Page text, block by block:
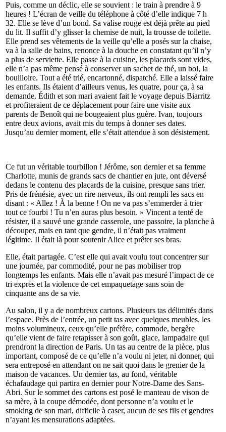
Puis, comme un déclic, elle se souvient : le train à prendre à 9
heures ! L’écran de veille du téléphone à côté d’elle indique 7 h
32. Elle se lève d’un bond. Sa valise rouge est déjà prête au pied
du lit. Il suffit d’y glisser la chemise de nuit, la trousse de toilette.
Elle prend ses vêtements de la veille qu’elle a posés sur la chaise,
va à la salle de bains, renonce à la douche en constatant qu’il n’y
a plus de serviette. Elle passe à la cuisine, les placards sont vides,
elle n’a pas même pensé à conserver un sachet de thé, un bol, la
bouilloire. Tout a été trié, encartonné, dispatché. Elle a laissé faire
les enfants. Ils étaient d’ailleurs venus, les quatre, pour ça, à sa
demande. Édith et son mari avaient fait le voyage depuis Biarritz
et profiteraient de ce déplacement pour faire une visite aux
parents de Benoît qui ne bougeaient plus guère. Ivan, toujours
entre deux avions, avait mis du temps à donner ses dates.
Jusqu’au dernier moment, elle s’était attendue à son désistement.
Ce fut un véritable tourbillon ! Jérôme, son dernier et sa femme
Charlotte, munis de grands sacs de chantier en jute, ont déversé
dedans le contenu des placards de la cuisine, presque sans trier.
Pris de frénésie, avec un rire nerveux, ils ont rempli les sacs en
disant : « Allez ! À la benne ! On ne va pas s’emmerder à trier
tout ce fourbi ! Tu n’en auras plus besoin. » Vincent a tenté de
résister, il a sauvé une grande casserole, une passoire, la planche à
découper, mais en tant que gendre, il n’était pas vraiment
légitime. Il était là pour soutenir Alice et prêter ses bras.
Elle, était partagée. C’est elle qui avait voulu tout concentrer sur
une journée, par commodité, pour ne pas mobiliser trop
longtemps les enfants. Mais elle n’avait pas mesuré l’impact de ce
tri exprès et la violence de cet empaquetage sans soin de
cinquante ans de sa vie.
Au salon, il y a de nombreux cartons. Plusieurs tas délimités dans
l’espace. Près de l’entrée, un petit tas avec quelques meubles, les
moins volumineux, ceux qu’elle préfère, commode, bergère
qu’elle vient de faire retapisser à son goût, glace, lampadaire qui
prendront la direction de Paris. Un tas au centre de la pièce, plus
important, composé de ce qu’elle n’a voulu ni jeter, ni donner, qui
sera entreposé en attendant on ne sait quoi dans le grenier de la
maison de vacances. Un dernier tas, au fond, véritable
échafaudage qui partira en dernier pour Notre-Dame des Sans-
Abri. Sur le sommet des cartons est posé le manteau de vison de
sa mère, à la coupe démodée, dont personne n’a voulu et le
smoking de son mari, difficile à caser, aucun de ses fils et gendres
n’ayant les mensurations adaptées.